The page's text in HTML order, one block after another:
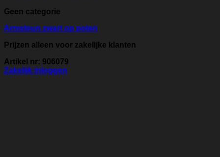
Geen categorie
Armsteun zwart op poten
Prijzen alleen voor zakelijke klanten
Artikel nr: 906079
Zakelijk inloggen